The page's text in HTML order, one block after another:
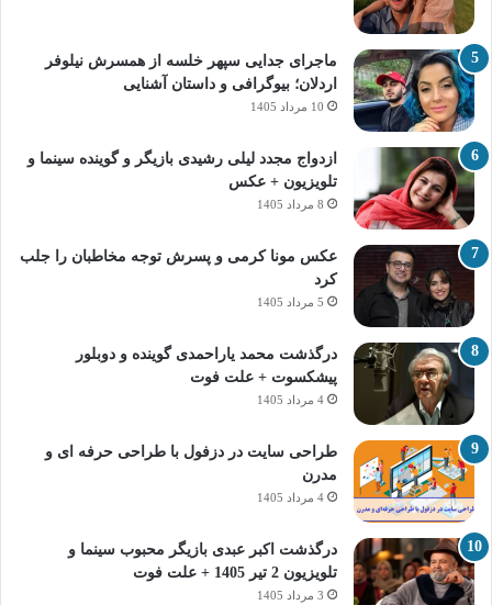
ماجرای جدایی سپهر خلسه از همسرش نیلوفر
اردلان؛ بیوگرافی و داستان آشنایی
10 مرداد 1405
ازدواج مجدد لیلی رشیدی بازیگر و گوینده سینما و
تلویزیون + عکس
8 مرداد 1405
عکس مونا کرمی و پسرش توجه مخاطبان را جلب
کرد
5 مرداد 1405
درگذشت محمد یاراحمدی گوینده و دوبلور
پیشکسوت + علت فوت
4 مرداد 1405
طراحی سایت در دزفول با طراحی حرفه‌ ای و
مدرن
4 مرداد 1405
درگذشت اکبر عبدی بازیگر محبوب سینما و
تلویزیون 2 تیر 1405 + علت فوت
3 مرداد 1405